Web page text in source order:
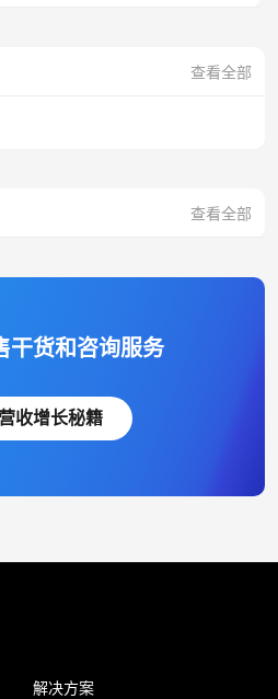
查看全部
查看全部
干货和咨询服务
收增长秘籍
解决方案